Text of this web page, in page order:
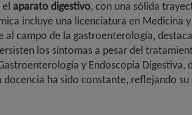
aparato digestivo, con una sólida
incluye una licenciatura en Medicina
campo de la gastroenterología,
los síntomas a pesar del
y Endoscopia
ha sido constante, reflejando